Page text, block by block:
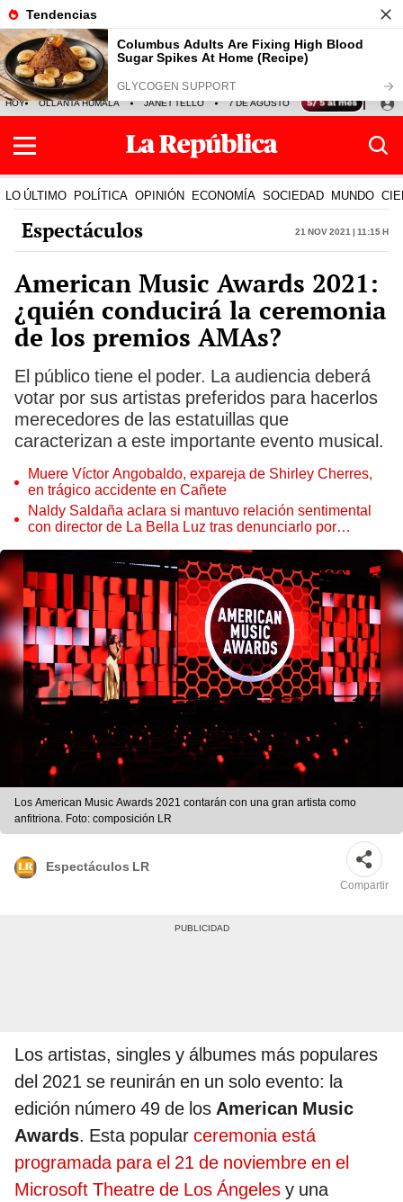
HOY OLLANTA HUMALA JANET TELLO 7 DE AGOSTO TINKA RESULTADOS
LO ÚLTIMO POLÍTICA OPINIÓN ECONOMÍA SOCIEDAD MUNDO
Espectáculos 21 Nov 2021 | 11:15 h
American Music Awards 2021:
¿quién conducirá la ceremonia
de los premios AMAs?
El público tiene el poder. La audiencia deberá
votar por sus artistas preferidos para hacerlos
merecedores de las estatuillas que
caracterizan a este importante evento musical.
Muere Víctor Angobaldo, expareja de Shirley Cherres,
en trágico accidente en Cañete
Naldy Saldaña aclara si mantuvo relación sentimental
con director de La Bella Luz tras denunciarlo por
Los American Music Awards 2021 contarán con una gran artista como
anfitriona. Foto: composición LR
Espectáculos LR
Compartir
Los artistas, singles y álbumes más populares
del 2021 se reunirán en un solo evento: la
edición número 49 de los American Music
Awards. Esta popular ceremonia está
programada para el 21 de noviembre en el
Microsoft Theatre de Los Ángeles y una